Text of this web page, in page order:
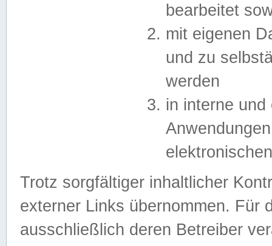
bearbeitet
mit eigenen
und zu
werden
in interne
Trotz sorgfältiger inhaltlicher
externer Links übernommen. Für
ausschließlich deren Betreiber